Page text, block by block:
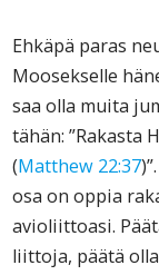
Ehkäpä paras
Moosekselle
saa olla muita
tähän: ”Rakasta
(Matthew 22:37
osa on oppia
avioliittoasi.
liittoja, päätä